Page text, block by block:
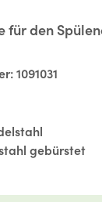
für den
1091031
gebürstet